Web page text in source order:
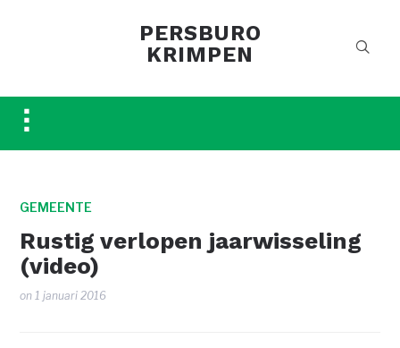
PERSBURO
KRIMPEN
Toggle
sidebar
GEMEENTE
Rustig verlopen jaarwisseling
(video)
on1 januari 2016